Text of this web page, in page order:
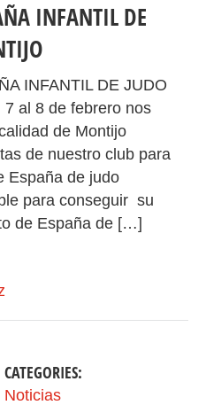
INFANTIL DE
INFANTIL DE JUDO
al 8 de febrero nos
de Montijo
de nuestro club para
España de judo
para conseguir su
de España de […]
CATEGORIES:
Noticias